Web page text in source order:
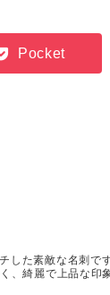
Pocket
した素敵な名刺で
、綺麗で上品な印